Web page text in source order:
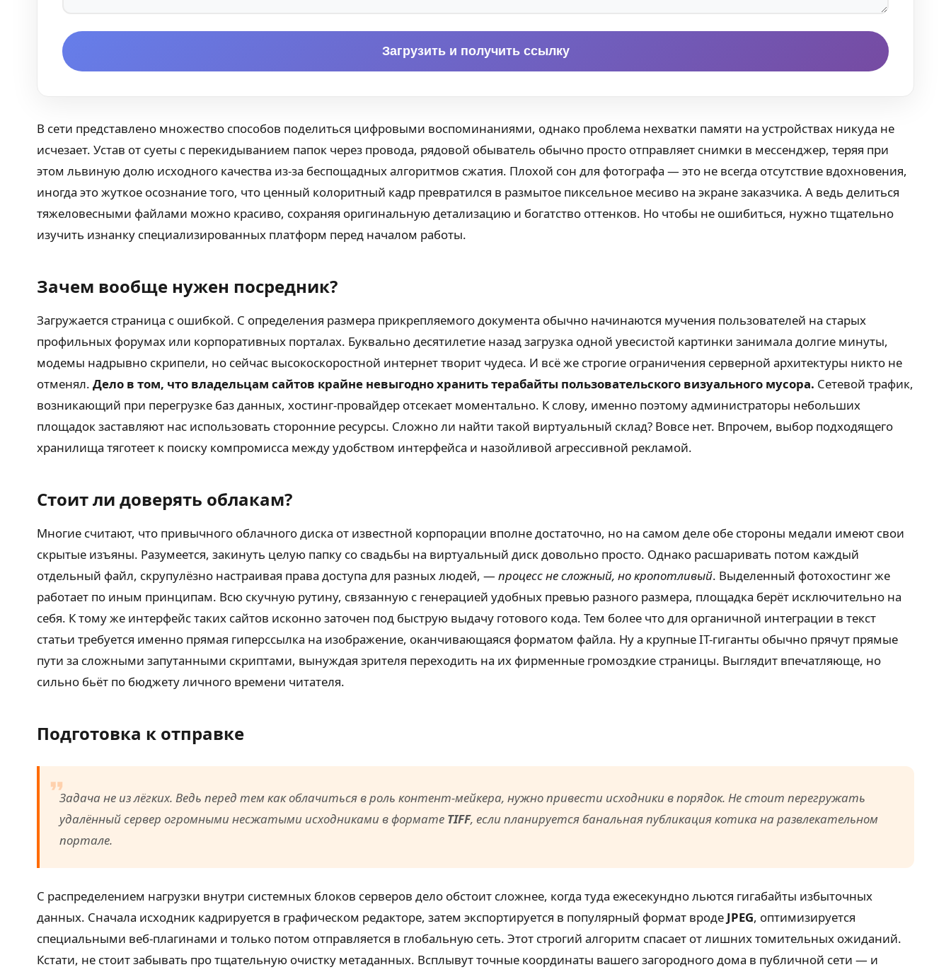
Загрузить и получить ссылку
В сети представлено множество способов поделиться цифровыми воспоминаниями, однако проблема нехватки памяти на устройствах никуда не
исчезает. Устав от суеты с перекидыванием папок через провода, рядовой обыватель обычно просто отправляет снимки в мессенджер, теряя при
этом львиную долю исходного качества из-за беспощадных алгоритмов сжатия. Плохой сон для фотографа — это не всегда отсутствие вдохновения,
иногда это жуткое осознание того, что ценный колоритный кадр превратился в размытое пиксельное месиво на экране заказчика. А ведь делиться
тяжеловесными файлами можно красиво, сохраняя оригинальную детализацию и богатство оттенков. Но чтобы не ошибиться, нужно тщательно
изучить изнанку специализированных платформ перед началом работы.
Зачем вообще нужен посредник?
Загружается страница с ошибкой. С определения размера прикрепляемого документа обычно начинаются мучения пользователей на старых
профильных форумах или корпоративных порталах. Буквально десятилетие назад загрузка одной увесистой картинки занимала долгие минуты,
модемы надрывно скрипели, но сейчас высокоскоростной интернет творит чудеса. И всё же строгие ограничения серверной архитектуры никто не
отменял. Дело в том, что владельцам сайтов крайне невыгодно хранить терабайты пользовательского визуального мусора. Сетевой трафик,
возникающий при перегрузке баз данных, хостинг-провайдер отсекает моментально. К слову, именно поэтому администраторы небольших
площадок заставляют нас использовать сторонние ресурсы. Сложно ли найти такой виртуальный склад? Вовсе нет. Впрочем, выбор подходящего
хранилища тяготеет к поиску компромисса между удобством интерфейса и назойливой агрессивной рекламой.
Стоит ли доверять облакам?
Многие считают, что привычного облачного диска от известной корпорации вполне достаточно, но на самом деле обе стороны медали имеют свои
скрытые изъяны. Разумеется, закинуть целую папку со свадьбы на виртуальный диск довольно просто. Однако расшаривать потом каждый
отдельный файл, скрупулёзно настраивая права доступа для разных людей, —процесс не сложный, но кропотливый. Выделенный фотохостинг же
работает по иным принципам. Всю скучную рутину, связанную с генерацией удобных превью разного размера, площадка берёт исключительно на
себя. К тому же интерфейс таких сайтов исконно заточен под быструю выдачу готового кода. Тем более что для органичной интеграции в текст
статьи требуется именно прямая гиперссылка на изображение, оканчивающаяся форматом файла. Ну а крупные IT-гиганты обычно прячут прямые
пути за сложными запутанными скриптами, вынуждая зрителя переходить на их фирменные громоздкие страницы. Выглядит впечатляюще, но
сильно бьёт по бюджету личного времени читателя.
Подготовка к отправке
Задача не из лёгких. Ведь перед тем как облачиться в роль контент-мейкера, нужно привести исходники в порядок. Не стоит перегружать
удалённый сервер огромными несжатыми исходниками в формате TIFF, если планируется банальная публикация котика на развлекательном
портале.
С распределением нагрузки внутри системных блоков серверов дело обстоит сложнее, когда туда ежесекундно льются гигабайты избыточных
данных. Сначала исходник кадрируется в графическом редакторе, затем экспортируется в популярный формат вроде JPEG, оптимизируется
специальными веб-плагинами и только потом отправляется в глобальную сеть. Этот строгий алгоритм спасает от лишних томительных ожиданий.
Кстати, не стоит забывать про тщательную очистку метаданных. Всплывут точные координаты вашего загородного дома в публичной сети — и